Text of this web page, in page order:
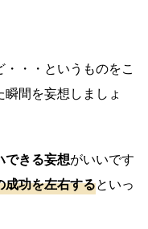
・・というものをこ
間を妄想しましょ
できる妄想がいいです
成功を左右するといっ